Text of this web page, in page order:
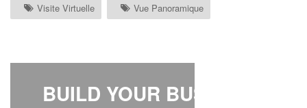
Visite Virtuelle Vue Panoramique
BUILD YOUR BUSINESS